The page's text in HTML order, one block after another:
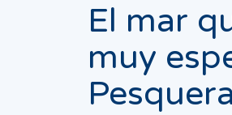
El mar
muy